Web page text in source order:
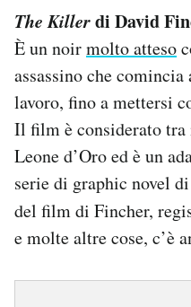
The Killerdi David
È un noirmolto atteso
assassino che
lavoro, fino a mettersi
Il film è considerato
Leone d’Oro ed è un
serie di graphic novel
del film di Fincher,
e molte altre cose, c’è